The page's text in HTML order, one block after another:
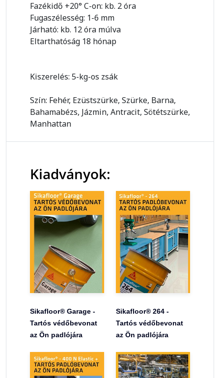
Fazékidő +20° C-on: kb. 2 óra
Fugaszélesség: 1-6 mm
Járható: kb. 12 óra múlva
Eltarthatóság 18 hónap
Kiszerelés: 5-kg-os zsák
Szín: Fehér, Ezüstszürke, Szürke, Barna,
Bahamabézs, Jázmin, Antracit, Sötétszürke,
Manhattan
Kiadványok:
Sikafloor® Garage -
Tartós védőbevonat
az Ön padlójára
Sikafloor® 264 -
Tartós védőbevonat
az Ön padlójára